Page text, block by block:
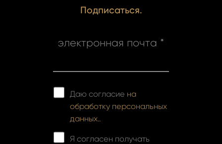
Подписаться.
электронная почта *
Даю согласие на
обработку персональных
данных..
Я согласен получать